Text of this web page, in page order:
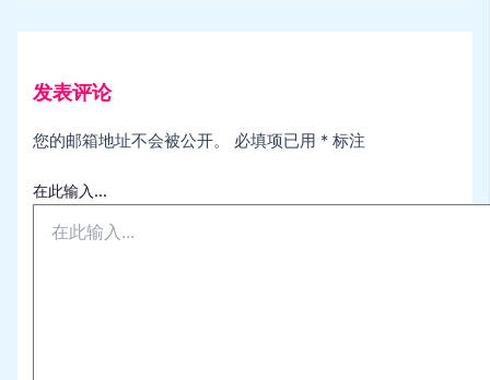
发表评论
您的邮箱地址不会被公开。 必填项已用 * 标注
在此输入...